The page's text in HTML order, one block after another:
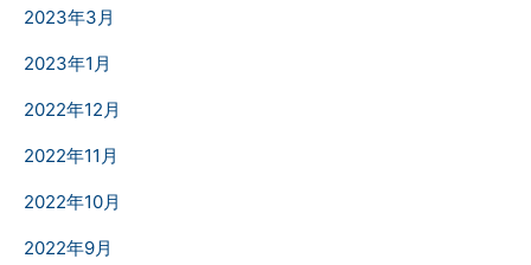
2023年3月
2023年1月
2022年12月
2022年11月
2022年10月
2022年9月